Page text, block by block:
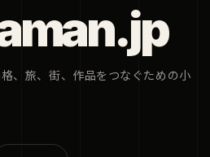
、旅、街、作品をつなぐための小